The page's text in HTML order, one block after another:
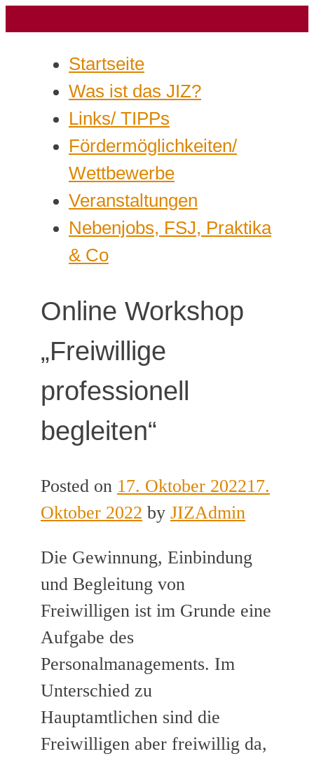
Startseite
Was ist das JIZ?
Links/ TIPPs
Fördermöglichkeiten/
Wettbewerbe
Veranstaltungen
Nebenjobs, FSJ, Praktika
& Co
Online Workshop
„Freiwillige
professionell
begleiten“
Posted on 17. Oktober 202217.
Oktober 2022 by JIZAdmin
Die Gewinnung, Einbindung
und Begleitung von
Freiwilligen ist im Grunde eine
Aufgabe des
Personalmanagements. Im
Unterschied zu
Hauptamtlichen sind die
Freiwilligen aber freiwillig da,